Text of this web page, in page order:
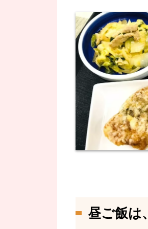
昼ご飯は